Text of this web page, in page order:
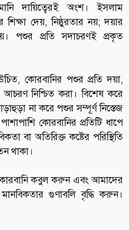
দায়িত্বেরই অংশ। ইসলাম
শিক্ষা দেয়, নিষ্ঠুরতার নয়; দয়ার
পশুর প্রতি সদাচরণই প্রকৃত
কোরবানির পশুর প্রতি দয়া,
নিশ্চিত করা। বিশেষ করে
না করে পশুর সম্পূর্ণ নিস্তেজ
কোরবানির প্রতিটি ধাপে
বা অতিরিক্ত কষ্টের পরিস্থিতি
থাকা।
কবুল করুন এবং আমাদের
গুণাবলি বৃদ্ধি করুন।